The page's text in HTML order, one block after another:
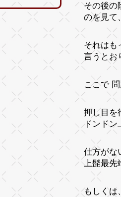
その後の
のを見て
それはも
言うとお
ここで
押し目を
ドンドン
仕方がな
上髭最先
もしくは